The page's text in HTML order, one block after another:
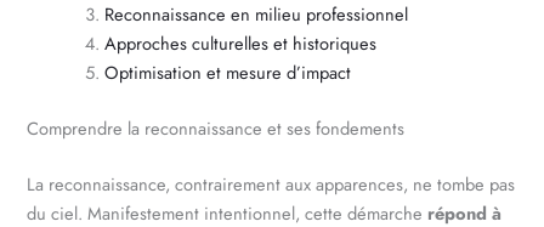
Reconnaissance en milieu professionnel
Approches culturelles et historiques
Optimisation et mesure d’impact
Comprendre la reconnaissance et ses fondements
La reconnaissance, contrairement aux apparences, ne tombe pas
du ciel. Manifestement intentionnel, cette démarche répond à